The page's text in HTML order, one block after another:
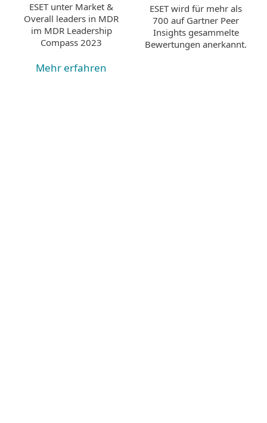
ESET unter Market &
Overall leaders in MDR
im MDR Leadership
Compass 2023
Mehr erfahren
ESET wird für mehr als
700 auf Gartner Peer
Insights gesammelte
Bewertungen anerkannt.